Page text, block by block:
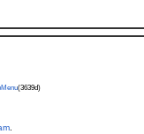
(3639d)